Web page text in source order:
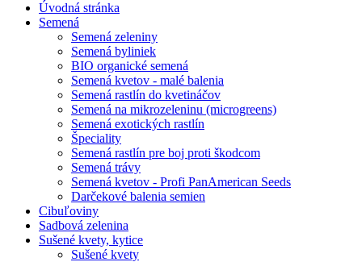
Úvodná stránka
Semená
Semená zeleniny
Semená byliniek
BIO organické semená
Semená kvetov - malé balenia
Semená rastlín do kvetináčov
Semená na mikrozeleninu (microgreens)
Semená exotických rastlín
Špeciality
Semená rastlín pre boj proti škodcom
Semená trávy
Semená kvetov - Profi PanAmerican Seeds
Darčekové balenia semien
Cibuľoviny
Sadbová zelenina
Sušené kvety, kytice
Sušené kvety